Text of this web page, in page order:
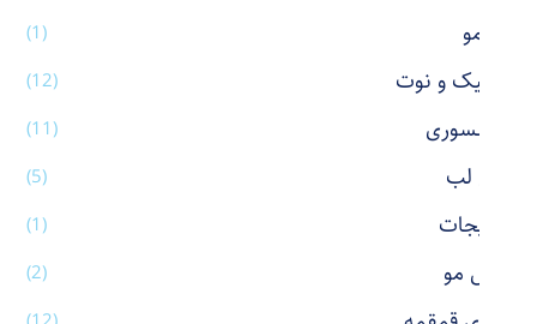
اتو مو (1)
استیک و نوت (12)
اکسسوری (11)
بالم لب (5)
بدلیجات (1)
برس مو (2)